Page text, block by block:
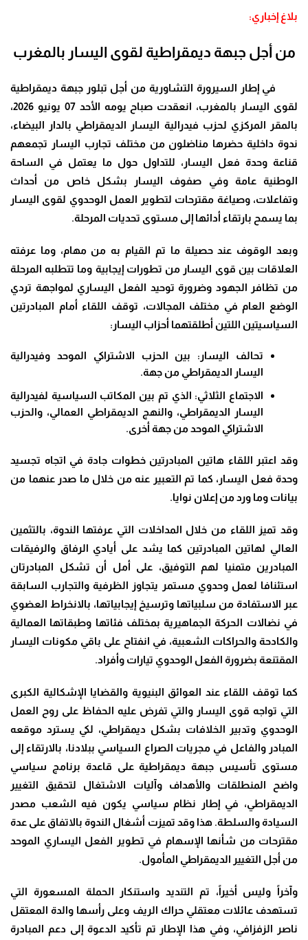
بلاغ إخباري:
من أجل جبهة ديمقراطية لقوى اليسار بالمغرب
في إطار السيرورة التشاورية من أجل تبلور جبهة ديمقراطية
لقوى اليسار بالمغرب، انعقدت صباح يومه الأحد 07 يونيو 2026،
بالمقر المركزي لحزب فيدرالية اليسار الديمقراطي بالدار البيضاء،
ندوة داخلية حضرها مناضلون من مختلف تجارب اليسار تجمعهم
قناعة وحدة فعل اليسار، للتداول حول ما يعتمل في الساحة
الوطنية عامة وفي صفوف اليسار بشكل خاص من أحداث
وتفاعلات، وصياغة مقترحات لتطوير العمل الوحدوي لقوى اليسار
بما يسمح بارتقاء أدائها إلى مستوى تحديات المرحلة.
وبعد الوقوف عند حصيلة ما تم القيام به من مهام، وما عرفته
العلاقات بين قوى اليسار من تطورات إيجابية وما تتطلبه المرحلة
من تظافر الجهود وضرورة توحيد الفعل اليساري لمواجهة تردي
الوضع العام في مختلف المجالات، توقف اللقاء أمام المبادرتين
السياسيتين اللتين أطلقتهما أحزاب اليسار :
تحالف اليسار : بين الحزب الاشتراكي الموحد وفيدرالية
اليسار الديمقراطي من جهة.
الاجتماع الثلاثي: الذي تم بين المكاتب السياسية لفيدرالية
اليسار الديمقراطي، والنهج الديمقراطي العمالي، والحزب
الاشتراكي الموحد من جهة أخرى.
وقد اعتبر اللقاء هاتين المبادرتين خطوات جادة في اتجاه تجسيد
وحدة فعل اليسار، كما تم التعبير عنه من خلال ما صدر عنهما من
بيانات وما ورد من إعلان نوايا.
وقد تميز اللقاء من خلال المداخلات التي عرفتها الندوة، بالتثمين
العالي لهاتين المبادرتين كما يشد على أيادي الرفاق والرفيقات
المبادرين متمنيا لهم التوفيق، على أمل أن تشكل المبادرتان
استئنافا لعمل وحدوي مستمر يتجاوز الظرفية والتجارب السابقة
عبر الاستفادة من سلبياتها وترسيخ إيجابياتها، بالانخراط العضوي
في نضالات الحركة الجماهيرية بمختلف فئاتها وطبقاتها العمالية
والكادحة والحراكات الشعبية، في انفتاح على باقي مكونات اليسار
المقتنعة بضرورة الفعل الوحدوي تيارات وأفراد.
كما توقف اللقاء عند العوائق البنيوية والقضايا الإشكالية الكبرى
التي تواجه قوى اليسار والتي تفرض عليه الحفاظ على روح العمل
الوحدوي وتدبير الخلافات بشكل ديمقراطي، لكي يسترد موقعه
المبادر والفاعل في مجريات الصراع السياسي ببلادنا، بالارتقاء إلى
مستوى تأسيس جبهة ديمقراطية على قاعدة برنامج سياسي
واضح المنطلقات والأهداف وآليات الاشتغال لتحقيق التغيير
الديمقراطي، في إطار نظام سياسي يكون فيه الشعب مصدر
السيادة والسلطة. هذا وقد تميزت أشغال الندوة بالاتفاق على عدة
مقترحات من شأنها الإسهام في تطوير الفعل اليساري الموحد
من أجل التغيير الديمقراطي المأمول.
وآخراً وليس أخيراً، تم التنديد واستنكار الحملة المسعورة التي
تستهدف عائلات معتقلي حراك الريف وعلى رأسها والدة المعتقل
ناصر الزفزافي، وفي هذا الإطار تم تأكيد الدعوة إلى دعم المبادرة